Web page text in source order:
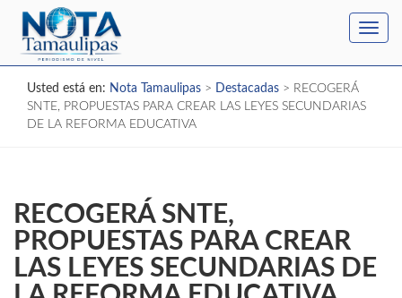
Usted está en: Nota Tamaulipas > Destacadas > RECOGERÁ
SNTE, PROPUESTAS PARA CREAR LAS LEYES SECUNDARIAS
DE LA REFORMA EDUCATIVA
RECOGERÁ SNTE,
PROPUESTAS PARA CREAR
LAS LEYES SECUNDARIAS DE